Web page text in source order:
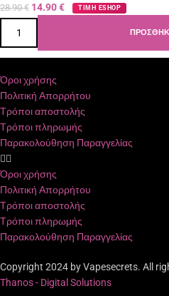
28.90€ 14.90€ ΤΙΜΗ ESHOP
Όροι χρήσης
Πολιτική Απορρήτου
Τρόποι αποστολής
Τρόποι πληρωμής
Παρακολούθηση Παραγγελίας
Όροι χρήσης
Πολιτική Απορρήτου
Τρόποι αποστολής
Τρόποι πληρωμής
Παρακολούθηση Παραγγελίας
Copyright 2024 by Vapesecrets. All
Thanos - Digital Solutions